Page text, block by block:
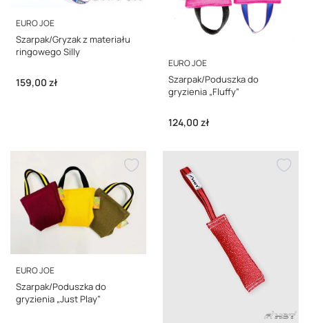
PRODUCENT
EURO JOE
Szarpak/Gryzak z materiału
ringowego Silly
Cena
159,00 zł
PRODUCENT
EURO JOE
Szarpak/Poduszka do
gryzienia „Fluffy”
Cena
124,00 zł
PRODUCENT
EURO JOE
Szarpak/Poduszka do
gryzienia „Just Play”